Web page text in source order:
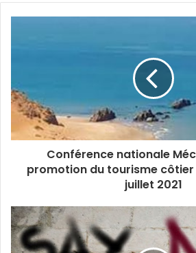
Conférence nationale
promotion du tourisme côtier
juillet 2021